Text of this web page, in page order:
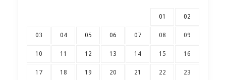
01 02
03 04 05 06 07 08 09
10 11 12 13 14 15 16
17 18 19 20 21 22 23